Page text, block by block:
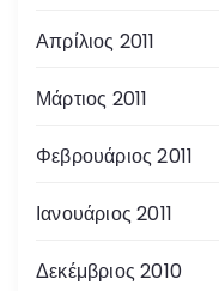
Απρίλιος 2011
Μάρτιος 2011
Φεβρουάριος 2011
Ιανουάριος 2011
Δεκέμβριος 2010